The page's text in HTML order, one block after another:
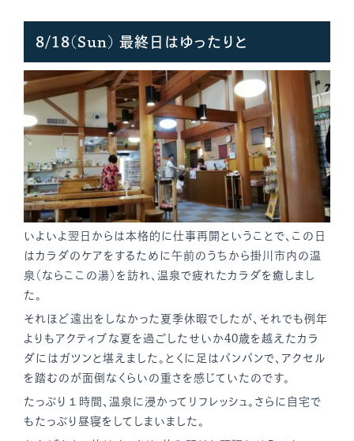
8/18(Sun) 最終日はゆったりと
いよいよ翌日からは本格的に仕事再開ということで、この日
はカラダのケアをするために午前のうちから掛川市内の温
泉（ならここの湯）を訪れ、温泉で疲れたカラダを癒しまし
た。
それほど遠出をしなかった夏季休暇でしたが、それでも例年
よりもアクティブな夏を過ごしたせいか40歳を越えたカラ
ダにはガツンと堪えました。とくに足はパンパンで、アクセル
を踏むのが面倒なくらいの重さを感じていたのです。
たっぷり１時間、温泉に浸かってリフレッシュ。さらに自宅で
もたっぷり昼寝をしてしまいました。